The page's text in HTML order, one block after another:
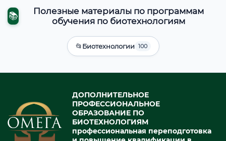
📚
Полезные материалы по программам
обучения по биотехнологиям
📂Биотехнологии 100
ДОПОЛНИТЕЛЬНОЕ
ПРОФЕССИОНАЛЬНОЕ
ОБРАЗОВАНИЕ ПО
БИОТЕХНОЛОГИЯМ
профессиональная переподготовка